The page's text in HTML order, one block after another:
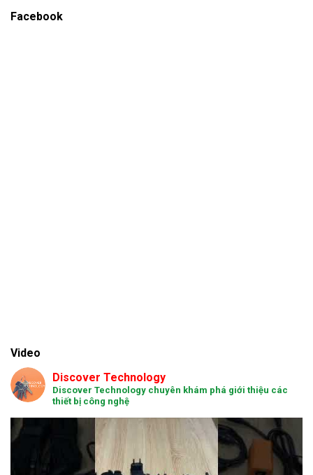
Facebook
Video
Discover Technology
Discover Technology chuyên khám phá giới thiệu các
thiết bị công nghệ